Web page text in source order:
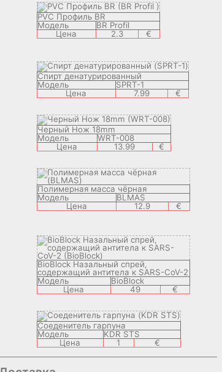
PVC Профиль BR
Модель
BR Profil
Цена
2.3 €
Спирт денатурированный
Модель
SPRT-1
Цена
7.99 €
Черный Нож 18mm
Модель
WRT-008
Цена
13.99 €
Полимерная масса чёрная
Модель
BLMAS
Цена
12.9 €
BioBlock Назальный спрей,
содержащий антитела к SARS-CoV-2
Модель
BioBlock
Цена
49 €
Соеденитель гарпуна
Модель
KDR STS
Цена
1 €